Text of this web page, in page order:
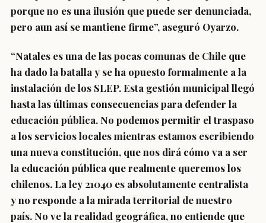
porque no es una ilusión que puede ser denunciada,
pero aun así se mantiene firme”, aseguró Oyarzo.
“Natales es una de las pocas comunas de Chile que
ha dado la batalla y se ha opuesto formalmente a la
instalación de los SLEP. Esta gestión municipal llegó
hasta las últimas consecuencias para defender la
educación pública. No podemos permitir el traspaso
a los servicios locales mientras estamos escribiendo
una nueva constitución, que nos dirá cómo va a ser
la educación pública que realmente queremos los
chilenos. La ley 21040 es absolutamente centralista
y no responde a la mirada territorial de nuestro
país. No ve la realidad geográfica, no entiende que